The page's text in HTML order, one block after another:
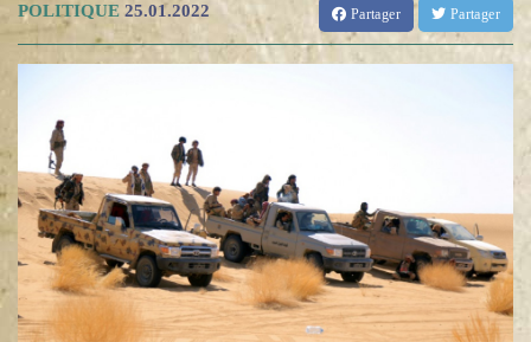
POLITIQUE 25.01.2022 Partager Partager